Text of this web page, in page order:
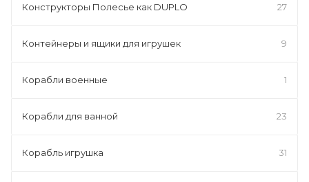
Конструкторы Полесье как DUPLO 27
Контейнеры и ящики для игрушек 9
Корабли военные 1
Корабли для ванной 23
Корабль игрушка 31